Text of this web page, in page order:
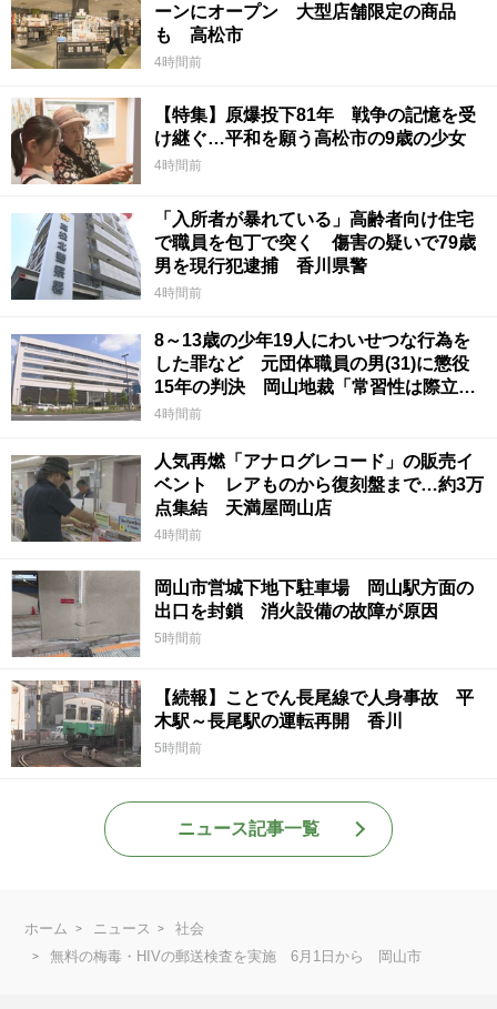
ーンにオープン 大型店舗限定の商品
も 高松市
4時間前
【特集】原爆投下81年 戦争の記憶を受
け継ぐ…平和を願う高松市の9歳の少女
4時間前
「入所者が暴れている」高齢者向け住宅
で職員を包丁で突く 傷害の疑いで79歳
男を現行犯逮捕 香川県警
4時間前
8～13歳の少年19人にわいせつな行為を
した罪など 元団体職員の男(31)に懲役
15年の判決 岡山地裁「常習性は際立っ
ていて被害結果も非常に重い」
4時間前
人気再燃「アナログレコード」の販売イ
ベント レアものから復刻盤まで…約3万
点集結 天満屋岡山店
4時間前
岡山市営城下地下駐車場 岡山駅方面の
出口を封鎖 消火設備の故障が原因
5時間前
【続報】ことでん長尾線で人身事故 平
木駅～長尾駅の運転再開 香川
5時間前
ニュース記事一覧
ホーム ニュース
社会
無料の梅毒・HIVの郵送検査を実施 6月1日から 岡山市